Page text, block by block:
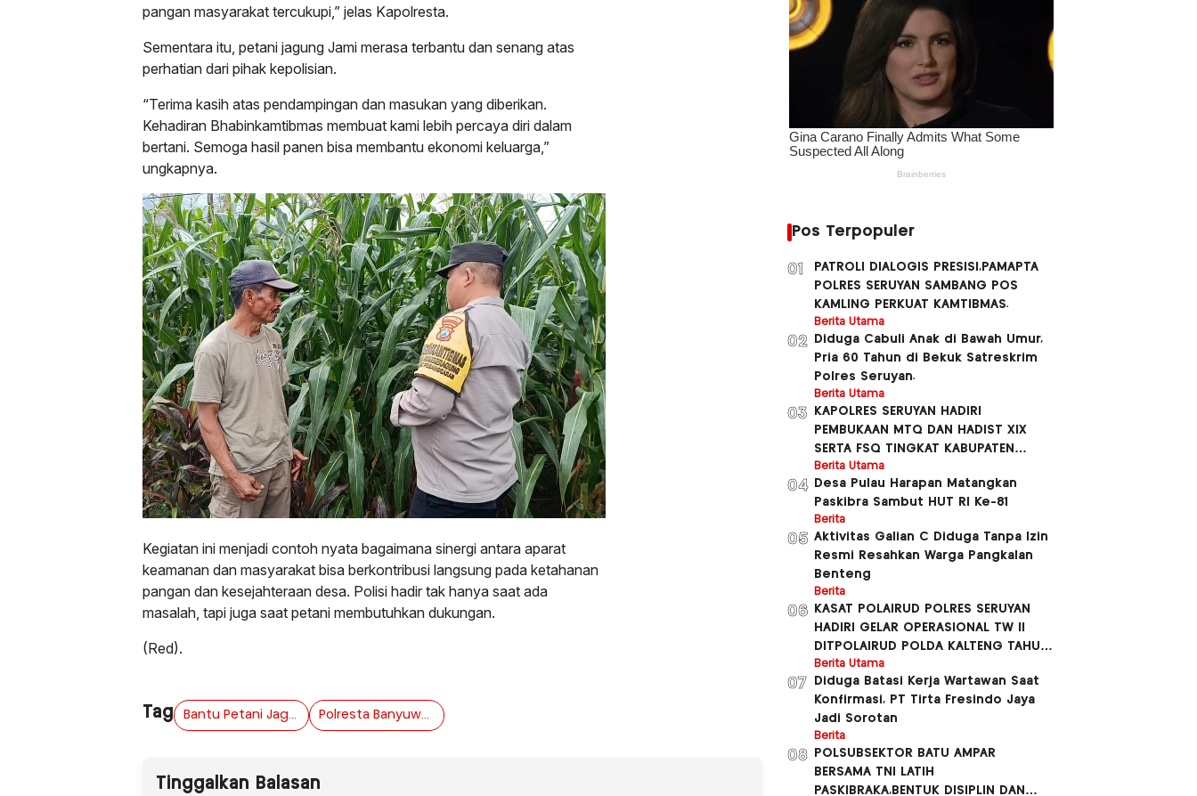
pangan masyarakat tercukupi,” jelas Kapolresta.
Sementara itu, petani jagung Jami merasa terbantu dan senang atas
perhatian dari pihak kepolisian.
“Terima kasih atas pendampingan dan masukan yang diberikan.
Kehadiran Bhabinkamtibmas membuat kami lebih percaya diri dalam
bertani. Semoga hasil panen bisa membantu ekonomi keluarga,”
ungkapnya.
Kegiatan ini menjadi contoh nyata bagaimana sinergi antara aparat
keamanan dan masyarakat bisa berkontribusi langsung pada ketahanan
pangan dan kesejahteraan desa. Polisi hadir tak hanya saat ada
masalah, tapi juga saat petani membutuhkan dukungan.
(Red).
Tag Bantu Petani Jagung Polresta Banyuwangi Turun Langsung ke Lahan
Tinggalkan Balasan
Pos Terpopuler
01
PATROLI DIALOGIS PRESISI,PAMAPTA
POLRES SERUYAN SAMBANG POS
KAMLING PERKUAT KAMTIBMAS.
Berita Utama
02
Diduga Cabuli Anak di Bawah Umur,
Pria 60 Tahun di Bekuk Satreskrim
Polres Seruyan.
Berita Utama
03
KAPOLRES SERUYAN HADIRI
PEMBUKAAN MTQ DAN HADIST XlX
SERTA FSQ TINGKAT KABUPATEN
SERUYAN TAUHUN 2026
BERLANGSUNG MERIAH.
Berita Utama
04
Desa Pulau Harapan Matangkan
Paskibra Sambut HUT RI Ke-81
Berita
05 Aktivitas Galian C Diduga Tanpa Izin
Resmi Resahkan Warga Pangkalan
Benteng
Berita
06
KASAT POLAIRUD POLRES SERUYAN
HADIRI GELAR OPERASIONAL TW ll
DITPOLAIRUD POLDA KALTENG TAHUN
2026.
Berita Utama
07
Diduga Batasi Kerja Wartawan Saat
Konfirmasi, PT Tirta Fresindo Jaya
Jadi Sorotan
Berita
08
POLSUBSEKTOR BATU AMPAR
BERSAMA TNI LATIH
PASKIBRAKA,BENTUK DISIPLIN DAN